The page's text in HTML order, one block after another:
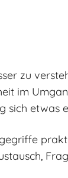
zu
im
sich etwas